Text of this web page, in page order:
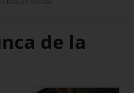
de la